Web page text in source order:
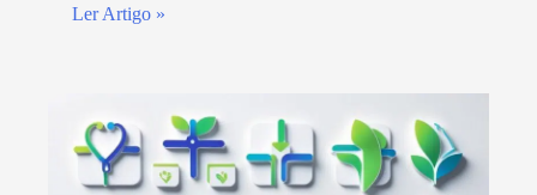
Ler Artigo »